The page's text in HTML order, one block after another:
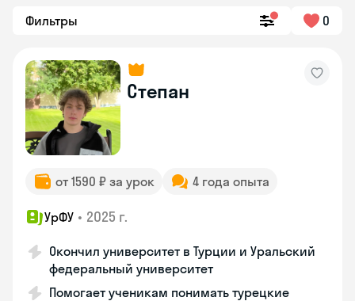
Фильтры 0
Степан
от 1590 ₽ за урок 4 года опыта
УрФУ • 2025 г.
Окончил университет в Турции и Уральский
федеральный университет
Помогает ученикам понимать турецкие